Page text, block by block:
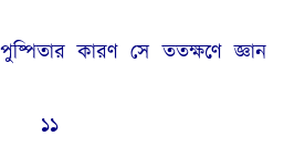
কারণ সে ততক্ষণে জ্ঞান
১১